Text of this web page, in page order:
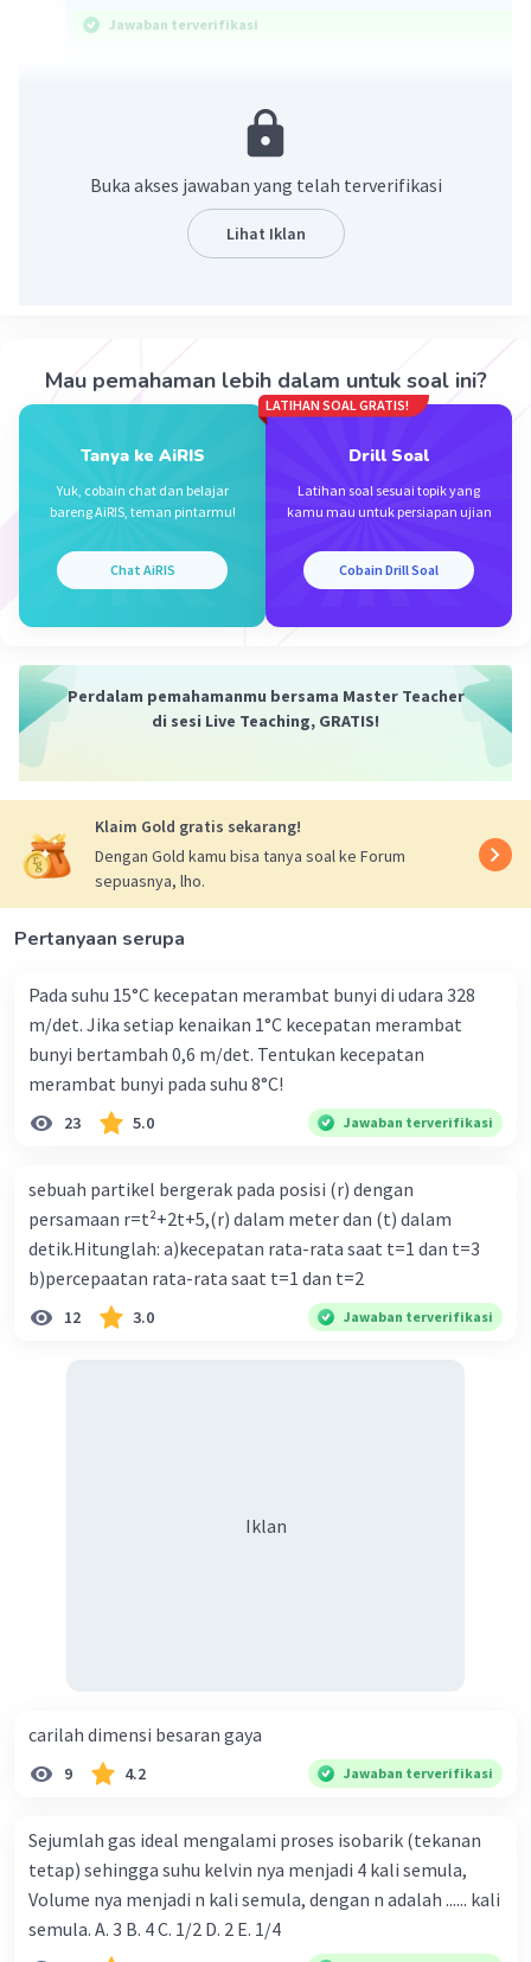
Jawaban terverifikasi
yang bekerja pada dasar sebuah bejana tidak
tergantung pada bentuk bejana dan jumlah zat
cair dalam bejana, tetapi tergantung pada luas
adalah sama. Begitupun dengan cairan yang ada
didalamnya, yakni sama-sama diisi air, maka
massa jenis zat cair (ρ) di dalam bejanapun sama.
masing dasar bejana akan sama walaupun massa
Jadi jawaban yang tepat dapat dilihat pada
penjelasan di atas.
Buka akses jawaban yang telah terverifikasi
Lihat Iklan
Mau pemahaman lebih dalam untuk soal ini?
Tanya ke AiRIS
Yuk, cobain chat dan belajar
bareng AiRIS, teman pintarmu!
Chat AiRIS
LATIHAN SOAL GRATIS!
Drill Soal
Latihan soal sesuai topik yang
kamu mau untuk persiapan ujian
Cobain Drill Soal
Perdalam pemahamanmu bersama Master Teacher
di sesi Live Teaching, GRATIS!
Klaim Gold gratis sekarang!
Dengan Gold kamu bisa tanya soal ke Forum
sepuasnya, lho.
Pertanyaan serupa
Pada suhu 15°C kecepatan merambat bunyi di udara 328
m/det. Jika setiap kenaikan 1°C kecepatan merambat
bunyi bertambah 0,6 m/det. Tentukan kecepatan
merambat bunyi pada suhu 8°C!
23 5.0 Jawaban terverifikasi
sebuah partikel bergerak pada posisi (r) dengan
persamaan r=t²+2t+5,(r) dalam meter dan (t) dalam
detik.Hitunglah: a)kecepatan rata-rata saat t=1 dan t=3
b)percepaatan rata-rata saat t=1 dan t=2
12 3.0 Jawaban terverifikasi
Iklan
carilah dimensi besaran gaya
9 4.2 Jawaban terverifikasi
Sejumlah gas ideal mengalami proses isobarik (tekanan
tetap) sehingga suhu kelvin nya menjadi 4 kali semula,
Volume nya menjadi n kali semula, dengan n adalah ...... kali
semula. A. 3 B. 4 C. 1/2 D. 2 E. 1/4